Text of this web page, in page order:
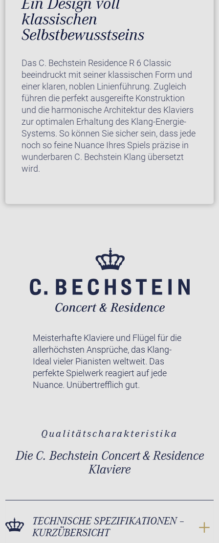
klassischen
Selbstbewusstseins
Das C. Bechstein Residence R 6 Classic
beeindruckt mit seiner klassischen Form und
einer klaren, noblen Linienführung. Zugleich
führen die perfekt ausgereifte Konstruktion
und die harmonische Architektur des Klaviers
zur optimalen Erhaltung des Klang-Energie-
Systems. So können Sie sicher sein, dass jede
noch so feine Nuance Ihres Spiels präzise in
wunderbaren C. Bechstein Klang übersetzt
wird.
Meisterhafte Klaviere und Flügel für die
allerhöchsten Ansprüche, das Klang-
Ideal vieler Pianisten weltweit. Das
perfekte Spielwerk reagiert auf jede
Nuance. Unübertrefflich gut.
Qualitätscharakteristika
Die C. Bechstein Concert & Residence
Klaviere
TECHNISCHE SPEZIFIKATIONEN –
KURZÜBERSICHT